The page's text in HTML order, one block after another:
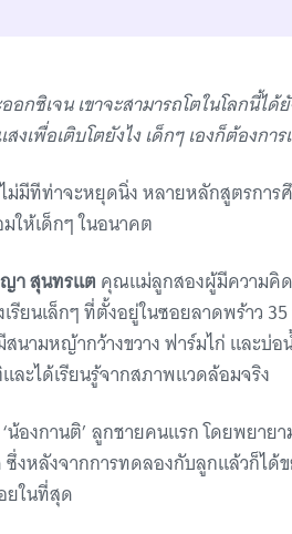
กซิเจน เขาจะสามารถโตในโลกนี้ได้ยั
เพื่อเติบโตยังไง เด็กๆ เองก็ต้องกา
ม่มีทีท่าจะหยุดนิ่ง หลายหลักสูตรกา
ให้เด็กๆ ในอนาคต
า สุนทรแต คุณแม่ลูกสองผู้มีความคิ
เรียนเล็กๆ ที่ตั้งอยู่ในซอยลาดพร้าว
ามหญ้ากว้างขวาง ฟาร์มไก่ และบ่อ
ละได้เรียนรู้จากสภาพแวดล้อมจริง
องกานติ’ ลูกชายคนแรก โดยพยาย
หลังจากการทดลองกับลูกแล้วก็ได้
ยในที่สุด